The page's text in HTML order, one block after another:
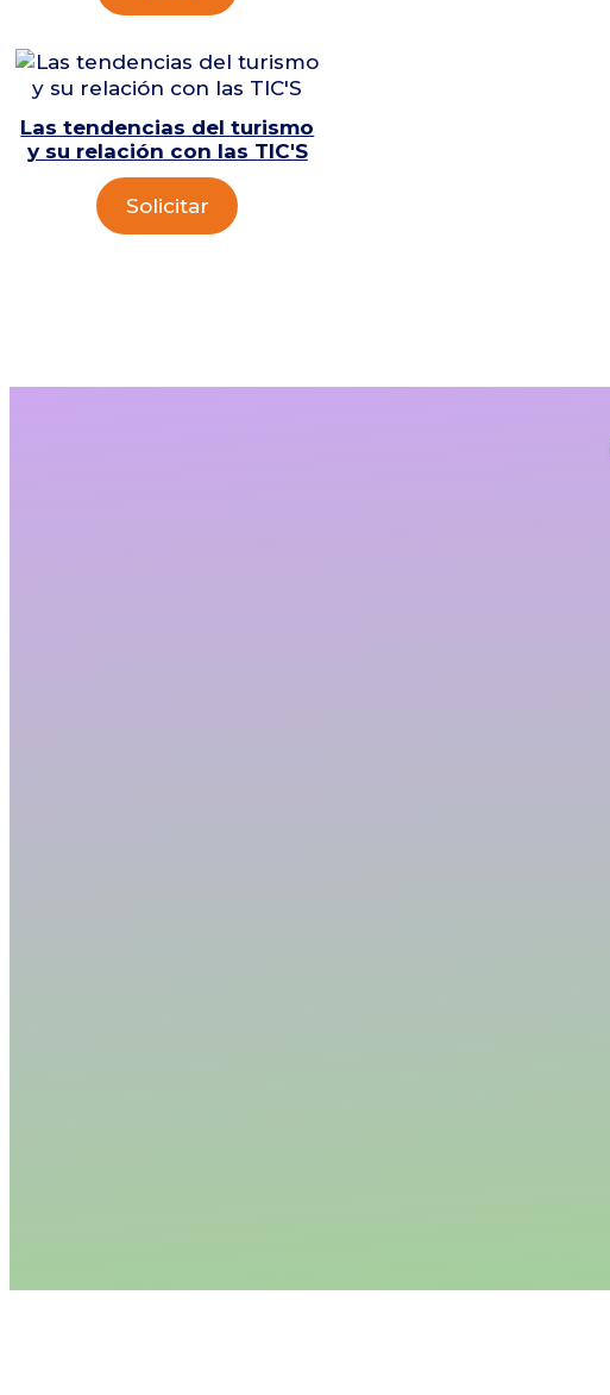
Las tendencias del turismo
y su relación con las TIC'S
Solicitar